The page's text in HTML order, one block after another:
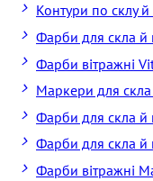
Контури по склу й
Фарби для скла й
Фарби вітражні
Маркери для
Фарби для скла й
Фарби для скла й
Фарби вітражні